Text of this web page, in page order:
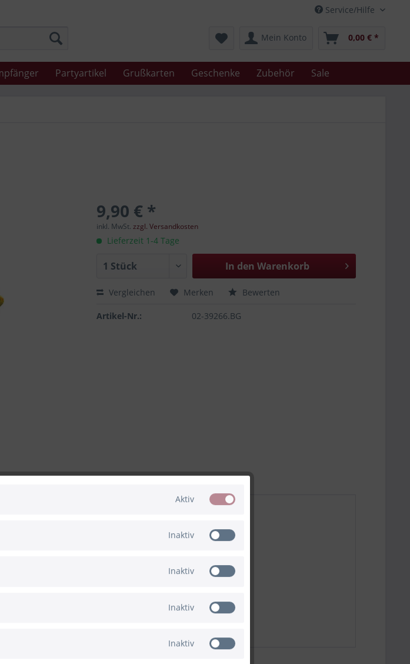
Service/Hilfe
Mein Konto 0,00 € *
Partyartikel Grußkarten Geschenke Zubehör Sale
9,90 € *
inkl. MwSt.zzgl. Versandkosten
Lieferzeit 1-4 Tage
In den Warenkorb
Vergleichen Merken Bewerten
Artikel-Nr.: 02-39266.BG
Aktiv
Inaktiv
Inaktiv
Inaktiv
Inaktiv